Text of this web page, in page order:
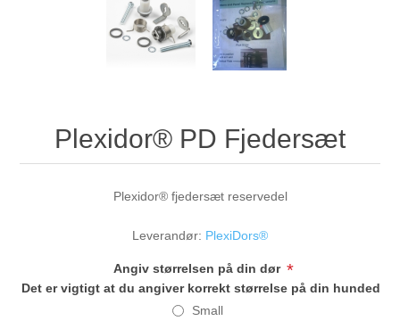
Plexidor® PD Fjedersæt
Plexidor® fjedersæt reservedel
Leverandør: PlexiDors®
Angiv størrelsen på din dør *
Det er vigtigt at du angiver korrekt størrelse på din hundedør.
Small